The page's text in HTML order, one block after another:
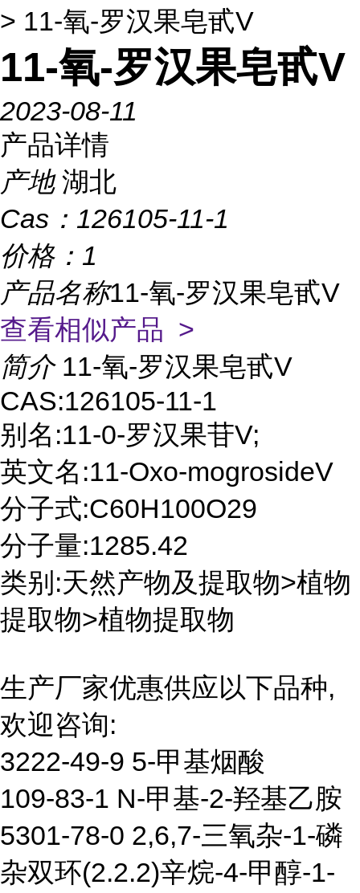
> 11-氧-罗汉果皂甙V
11-氧-罗汉果皂甙V
2023-08-11
产品详情
产地 湖北
Cas： 126105-11-1
价格： 1
产品名称11-氧-罗汉果皂甙V
查看相似产品 >
简介 11-氧-罗汉果皂甙V
CAS:126105-11-1
别名:11-0-罗汉果苷V;
英文名:11-Oxo-mogrosideV
分子式:C60H100O29
分子量:1285.42
类别:天然产物及提取物>植物
提取物>植物提取物
生产厂家优惠供应以下品种,
欢迎咨询:
3222-49-9 5-甲基烟酸
109-83-1 N-甲基-2-羟基乙胺
5301-78-0 2,6,7-三氧杂-1-磷
杂双环(2.2.2)辛烷-4-甲醇-1-